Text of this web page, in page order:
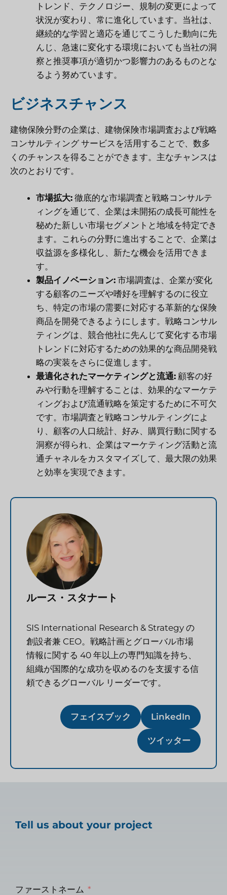
トレンド、テクノロジー、規制の変更によって
状況が変わり、常に進化しています。当社は、
継続的な学習と適応を通じてこうした動向に先
んじ、急速に変化する環境においても当社の洞
察と推奨事項が適切かつ影響力のあるものとな
るよう努めています。
ビジネスチャンス
建物保険分野の企業は、建物保険市場調査および戦略
コンサルティング サービスを活用することで、数多
くのチャンスを得ることができます。主なチャンスは
次のとおりです。
市場拡大: 徹底的な市場調査と戦略コンサルテ
ィングを通じて、企業は未開拓の成長可能性を
秘めた新しい市場セグメントと地域を特定でき
ます。これらの分野に進出することで、企業は
収益源を多様化し、新たな機会を活用できま
す。
製品イノベーション: 市場調査は、企業が変化
する顧客のニーズや嗜好を理解するのに役立
ち、特定の市場の需要に対応する革新的な保険
商品を開発できるようにします。戦略コンサル
ティングは、競合他社に先んじて変化する市場
トレンドに対応するための効果的な商品開発戦
略の実装をさらに促進します。
最適化されたマーケティングと流通: 顧客の好
みや行動を理解することは、効果的なマーケテ
ィングおよび流通戦略を策定するために不可欠
です。市場調査と戦略コンサルティングによ
り、顧客の人口統計、好み、購買行動に関する
洞察が得られ、企業はマーケティング活動と流
通チャネルをカスタマイズして、最大限の効果
と効率を実現できます。
ルース・スタナート
SIS International Research & Strategy の
創設者兼 CEO。戦略計画とグローバル市場
情報に関する 40 年以上の専門知識を持ち、
組織が国際的な成功を収めるのを支援する信
頼できるグローバル リーダーです。
フェイスブック LinkedIn
ツイッター
Tell us about your project
ファーストネーム